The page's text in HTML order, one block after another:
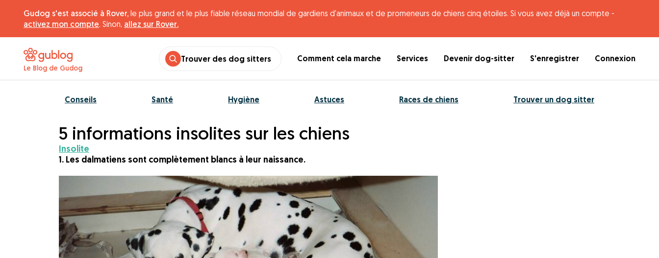
Gudog s'est associé à Rover, le plus grand et le plus fiable réseau mondial de gardiens d'animaux et de promeneurs de chiens cinq étoiles. Si vous avez déjà un compte -
activez mon compte. Sinon, allez sur Rover.
Le Blog de Gudog
Trouver des dog sitters Comment cela marche Services Devenir dog-sitter S'enregistrer Connexion
Conseils Santé Hygiène Astuces Races de chiens Trouver un dog sitter
5 informations insolites sur les chiens
Insolite
1. Les dalmatiens sont complètement blancs à leur naissance.